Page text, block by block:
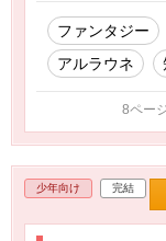
ファンタジー
アルラウネ
8ペー
少年向け 完結